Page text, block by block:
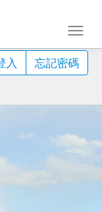
入
忘記密碼